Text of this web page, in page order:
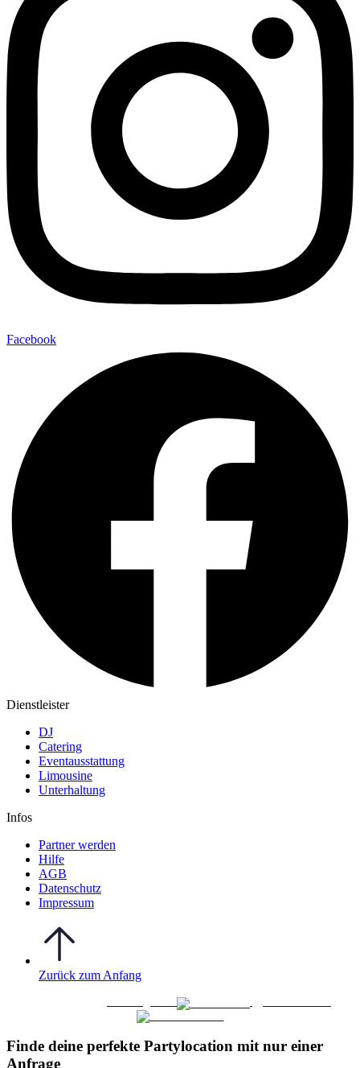
Facebook
Dienstleister
DJ
Catering
Eventausstattung
Limousine
Unterhaltung
Infos
Partner werden
Hilfe
AGB
Datenschutz
Impressum
Zurück zum Anfang
Finde deine perfekte Partylocation mit nur einer
Anfrage​